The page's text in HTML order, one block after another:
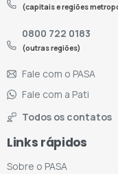
(capitais e regiões
0800 722 0183
(outras regiões)
Fale com o PASA
Fale com a Pati
Todos os contatos
Links rápidos
Sobre o PASA